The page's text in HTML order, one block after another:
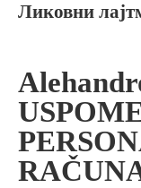
Ликовни